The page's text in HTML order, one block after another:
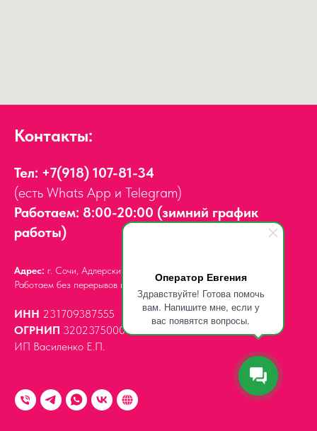
Оператор Евгения
Здравствуйте! Готова помочь
вам. Напишите мне, если у
вас появятся вопросы.
Контакты:
Тел: +7(918) 107-81-34
(есть Whats App и Telegram)
Работаем: 8:00-20:00 (зимний график
работы)
Адрес: г. Сочи, Адлерский район,
Работаем без перерывов и выходных.
ИНН 231709387555
ОГРНИП 320237500061539
ИП Василенко Е.П.